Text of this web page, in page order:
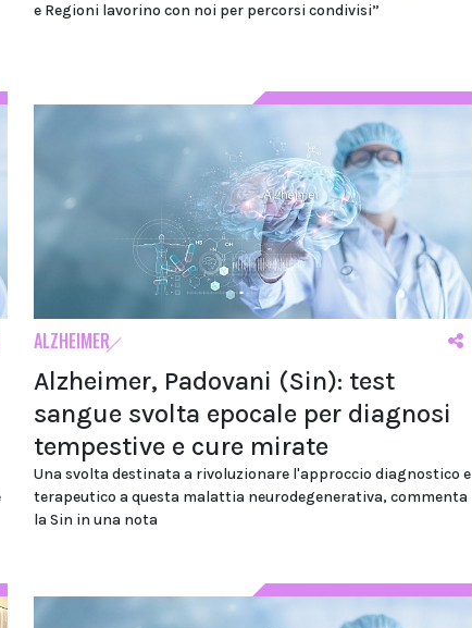
e Regioni lavorino con noi per percorsi condivisi”
ALZHEIMER
Alzheimer, Padovani (Sin): test
sangue svolta epocale per diagnosi
tempestive e cure mirate
Una svolta destinata a rivoluzionare l'approccio diagnostico e
terapeutico a questa malattia neurodegenerativa, commenta
la Sin in una nota